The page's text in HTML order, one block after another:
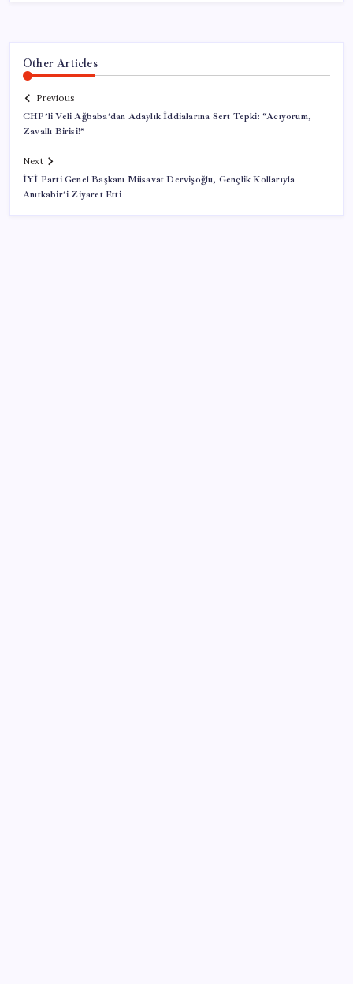
Other Articles
Previous
CHP’li Veli Ağbaba’dan Adaylık İddialarına Sert Tepki: “Acıyorum,
Zavallı Birisi!”
Next
İYİ Parti Genel Başkanı Müsavat Dervişoğlu, Gençlik Kollarıyla
Anıtkabir’i Ziyaret Etti